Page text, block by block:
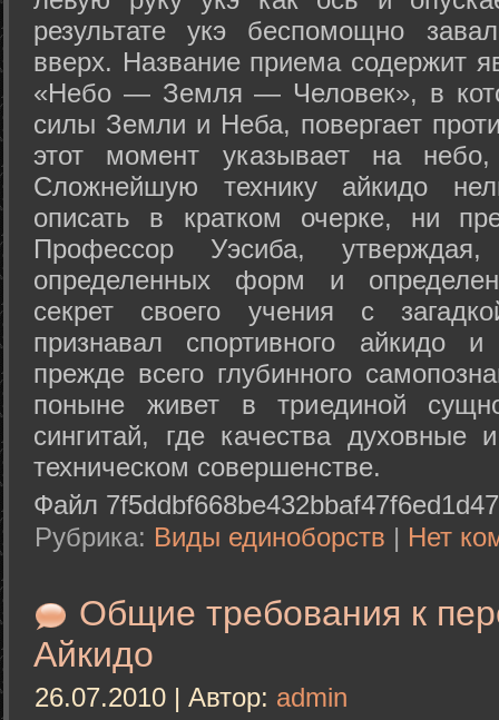
результате укэ беспомощно
вверх. Название приема содержит
«Небо — Земля — Человек», в
силы Земли и Неба, повергает
этот момент указывает на
Сложнейшую технику айкидо
описать в кратком очерке, ни
Профессор Уэсиба,
определенных форм и
секрет своего учения с
признавал спортивного айкидо
прежде всего глубинного
поныне живет в триединой
сингитай, где качества духовные
техническом совершенстве.
Файл
Рубрика: Виды единоборств | Нет
Общие требования к
Айкидо
26.07.2010 | Автор: admin